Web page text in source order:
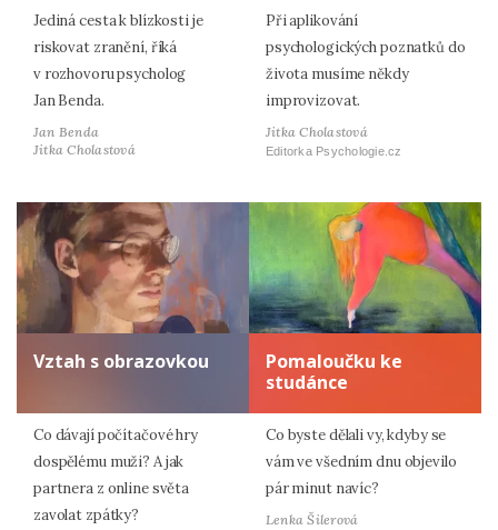
Jediná cesta k blízkosti je
riskovat zranění, říká
v rozhovoru psycholog
Jan Benda.
Jan Benda
Jitka Cholastová
Při aplikování
psychologických poznatků do
života musíme někdy
improvizovat.
Jitka Cholastová
Editorka Psychologie.cz
Vztah s obrazovkou
Co dávají počítačové hry
dospělému muži? A jak
partnera z online světa
zavolat zpátky?
Pomaloučku ke
studánce
Co byste dělali vy, kdyby se
vám ve všedním dnu objevilo
pár minut navíc?
Lenka Šilerová